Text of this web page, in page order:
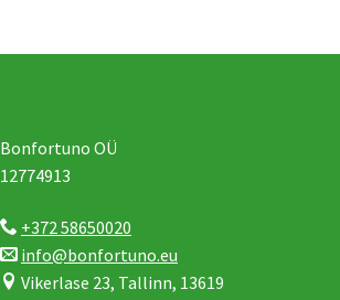
Bonfortuno OÜ
12774913
+372 58650020
info@bonfortuno.eu
Vikerlase 23, Tallinn, 13619